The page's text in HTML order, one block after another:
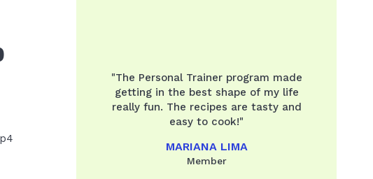
"The Personal Trainer program made
getting in the best shape of my life
really fun. The recipes are tasty and
easy to cook!"
MARIANA LIMA
Member